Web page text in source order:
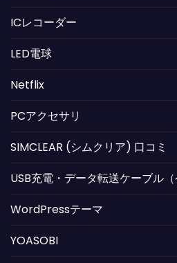
ICレコーダー
LED電球
Netflix
PCアクセサリ
SIMCLEAR (シムクリア) 口コミ
USB充電・データ転送ケーブル（
WordPressテーマ
YOASOBI